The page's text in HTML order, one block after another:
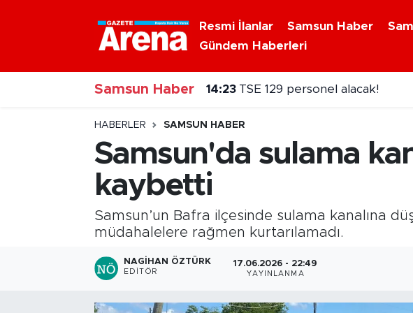
Resmi İlanlar Samsun Haber
Gündem Haberleri
Samsun Haber 14:23 TSE 129 personel alacak!
HABERLER SAMSUN HABER
Samsun'da sulama
kaybetti
Samsun’un Bafra ilçesinde sulama kanalına
müdahalelere rağmen kurtarılamadı.
NAGIHAN ÖZTÜRK
EDITÖR
17.06.2026 - 22:49
YAYINLANMA
Nöbetçi Eczaneler
Hava Durumu
Samsun Namaz Vakitleri
Trafik Durumu
Süper Lig Puan Durumu ve Fikstür
Tüm Manşetler
Son Dakika Haberleri
Haber Arşivi